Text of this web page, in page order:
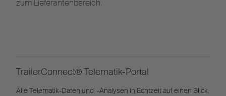
zum Lieferantenbereich.
TrailerConnect® Telematik-Portal
Alle Telematik-Daten und -Analysen in Echtzeit auf einen Blick.